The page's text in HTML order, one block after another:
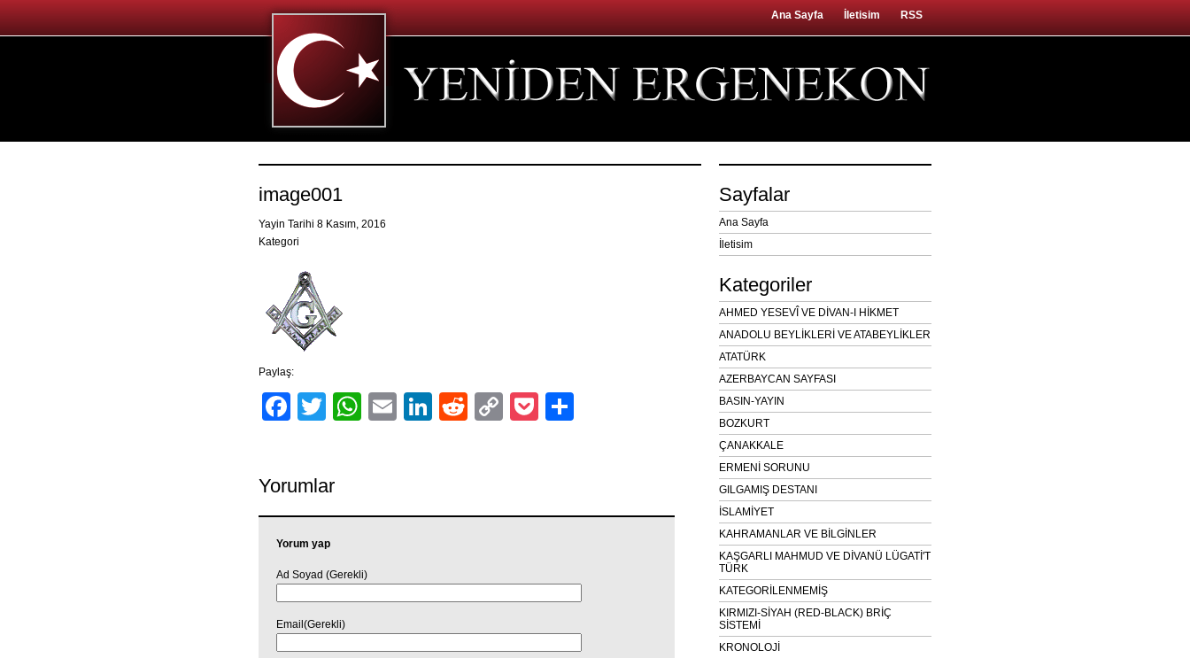
Ana Sayfa İletisim RSS
image001
Yayin Tarihi 8 Kasım, 2016
Kategori
Paylaş:
Facebook
TwitterWhatsApp
EmailLinkedIn
RedditCopyPocket
Yorumlar
Yorum yap
Ad Soyad (Gerekli)
Email(Gerekli)
Sayfalar
Ana Sayfa
İletisim
Kategoriler
AHMED YESEVÎ VE DİVAN-I HİKMET
ANADOLU BEYLİKLERİ VE ATABEYLİKLER
ATATÜRK
AZERBAYCAN SAYFASI
BASIN-YAYIN
BOZKURT
ÇANAKKALE
ERMENİ SORUNU
GILGAMIŞ DESTANI
İSLAMİYET
KAHRAMANLAR VE BİLGİNLER
KAŞGARLI MAHMUD VE DİVANÜ LÜGATİ'T
TÜRK
KATEGORİLENMEMİŞ
KIRMIZI-SİYAH (RED-BLACK) BRİÇ
SİSTEMİ
KRONOLOJİ